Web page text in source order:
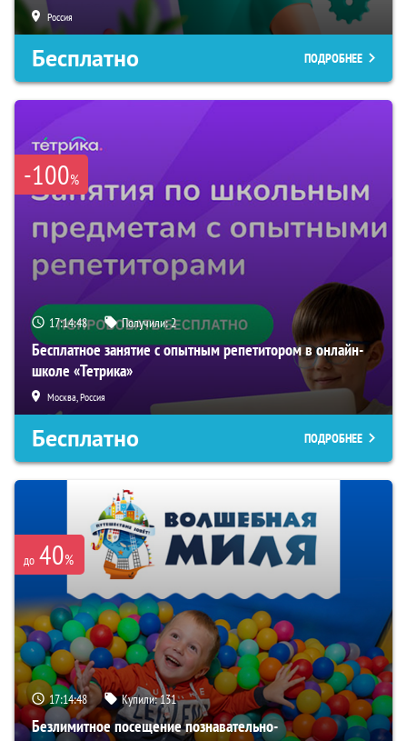
Россия
Бесплатно ПОДРОБНЕЕ
-100%
17:14:47 Получили:2
Бесплатное занятие с опытным репетитором в онлайн-
школе «Тетрика»
Москва, Россия
Бесплатно ПОДРОБНЕЕ
до 40%
17:14:47 Купили:131
Безлимитное посещение познавательно-